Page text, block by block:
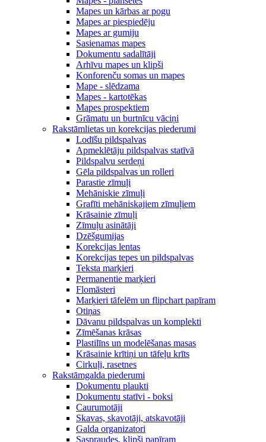
Mapes un kārbas ar pogu
Mapes ar piespiedēju
Mapes ar gumiju
Sasienamas mapes
Dokumentu sadalītāji
Arhīvu mapes un klipši
Konforenču somas un mapes
Mape - slēdzama
Mapes - kartotēkas
Mapes prospektiem
Grāmatu un burtnīcu vāciņi
Rakstāmlietas un korekcijas piederumi
Lodīšu pildspalvas
Apmeklētāju pildspalvas statīvā
Pildspalvu serdeņi
Gēla pildspalvas un rolleri
Parastie zīmuļi
Mehāniskie zīmuļi
Grafīti mehāniskajiem zīmuļiem
Krāsainie zīmuļi
Zīmuļu asinātāji
Dzēšgumijas
Korekcijas lentas
Korekcijas tepes un pildspalvas
Teksta marķieri
Permanentie marķieri
Flomāsteri
Marķieri tāfelēm un flipchart papīram
Otiņas
Dāvanu pildspalvas un komplekti
Zīmēšanas krāsas
Plastilīns un modelēšanas masas
Krāsainie krītiņi un tāfeļu krīts
Cirkuļi, rasetnes
Rakstāmgalda piederumi
Dokumentu plaukti
Dokumentu statīvi - boksi
Caurumotāji
Skavas, skavotāji, atskavotāji
Galda organizatori
Saspraudes, klipši papīram